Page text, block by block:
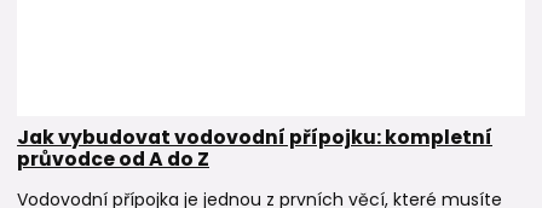
Jak vybudovat vodovodní přípojku: kompletní
průvodce od A do Z
Vodovodní přípojka je jednou z prvních věcí, které musíte